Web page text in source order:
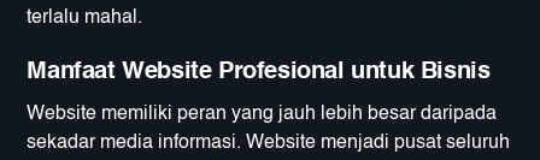
terlalu mahal.
Manfaat Website Profesional untuk Bisnis
Website memiliki peran yang jauh lebih besar daripada
sekadar media informasi. Website menjadi pusat seluruh